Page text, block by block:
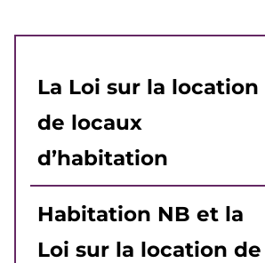
La Loi sur la location
de locaux
d’habitation
Habitation NB et la
Loi sur la location de